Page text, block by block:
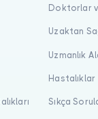
Doktorlar
Uzaktan
Uzmanlık
Hastalıklar
Sıkça